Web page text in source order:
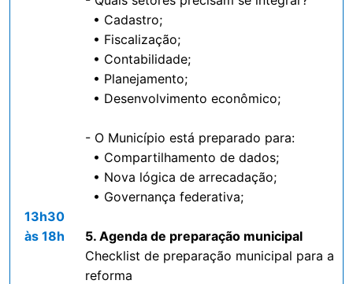
13h30
às 18h
• Cadastro;
• Fiscalização;
• Contabilidade;
• Planejamento;
• Desenvolvimento econômico;
- O Município está preparado para:
• Compartilhamento de dados;
• Nova lógica de arrecadação;
• Governança federativa;
5. Agenda de preparação municipal
Checklist de preparação municipal para a
reforma